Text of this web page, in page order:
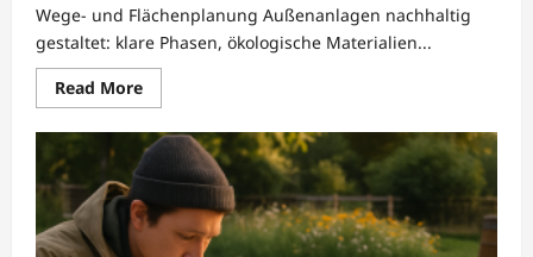
Wege- und Flächenplanung Außenanlagen nachhaltig
gestaltet: klare Phasen, ökologische Materialien...
Read MoreRead
more
Strukturierte
Wege-
und
Flächenplanung
für
nachhaltige
Gärten